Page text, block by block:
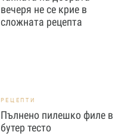
вечеря не се крие в
сложната рецепта
РЕЦЕПТИ
Пълнено пилешко филе в
бутер тесто